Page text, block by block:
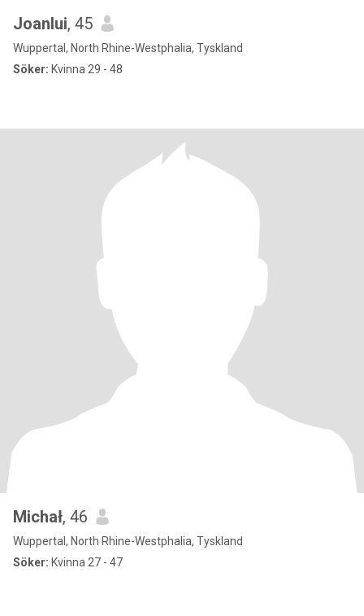
Joanlui, 45
Wuppertal, North Rhine-Westphalia, Tyskland
Söker: Kvinna 29 - 48
Michał, 46
Wuppertal, North Rhine-Westphalia, Tyskland
Söker: Kvinna 27 - 47